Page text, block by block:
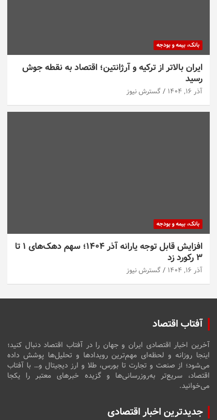
بانک، بیمه و بودجه
ایران بالاتر از ترکیه و آرژانتین؛ اقتصاد به نقطه جوش
رسید
آذر ۱۶, ۱۴۰۴ گسترش نیوز
بانک، بیمه و بودجه
افزایش قابل توجه یارانه آذر ۱۴۰۴؛ سهم دهک‌های ۱ تا
۳ رکورد زد
آذر ۱۶, ۱۴۰۴ گسترش نیوز
آفتاب اقتصاد
آخرین اخبار اقتصادی ایران و جهان را در آفتاب اقتصاد دنبال کنید؛
اینجا روزانه و لحظه‌ای مهم‌ترین رویدادها و تحلیل‌ها پوشش داده
می‌شود؛ از صنعت و تجارت تا بورس، طلا و ارز دیجیتال و… با آفتاب
اقتصاد، سریع‌تر به‌روزرسانی‌ها و گزیده خبرهای معتبر را یکجا
می‌خوانید.
جدیدترین اخبار اقتصادی